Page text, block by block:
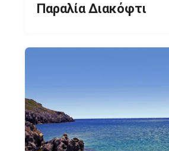
Παραλία Διακόφτι